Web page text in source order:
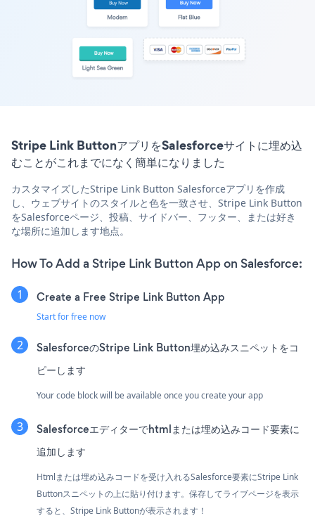
Stripe Link ButtonアプリをSalesforceサイトに埋め込
むことがこれまでになく簡単になりました
カスタマイズしたStripe Link Button Salesforceアプリを作成
し、ウェブサイトのスタイルと色を一致させ、Stripe Link Button
をSalesforceページ、投稿、サイドバー、フッター、または好き
な場所に追加します地点。
How To Add a Stripe Link Button App on Salesforce:
Create a Free Stripe Link Button App
Start for free now
SalesforceのStripe Link Button埋め込みスニペットをコ
ピーします
Your code block will be available once you create your app
Salesforceエディターでhtmlまたは埋め込みコード要素に
追加します
Htmlまたは埋め込みコードを受け入れるSalesforce要素にStripe Link
Buttonスニペットの上に貼り付けます。保存してライブページを表示
すると、Stripe Link Buttonが表示されます！